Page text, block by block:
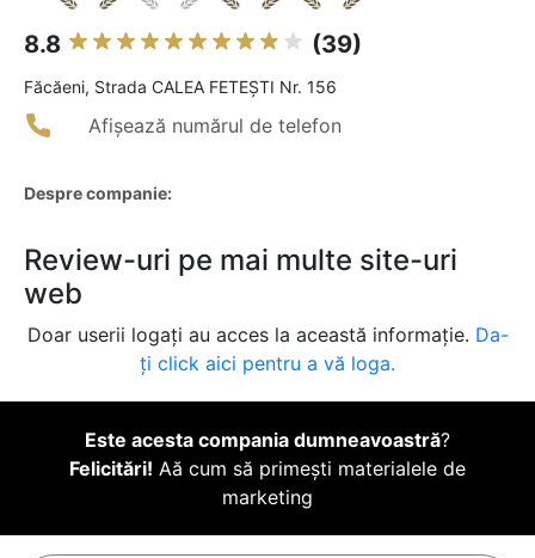
8.8 (39)
Făcăeni, Strada CALEA FETEȘTI Nr. 156
Afișează numărul de telefon
Despre companie:
Review-uri pe mai multe site-uri
web
Doar userii logați au acces la această informație. Da-
ți click aici pentru a vă loga.
Este acesta compania dumneavoastră?
Felicitări! Aă cum să primești materialele de
marketing